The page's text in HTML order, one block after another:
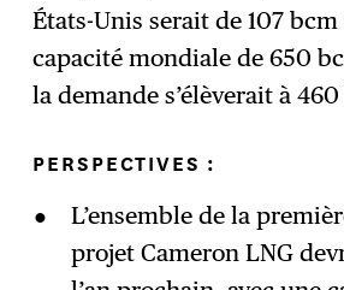
États-Unis serait de 107
capacité mondiale de 650
la demande s’élèverait à
PERSPECTIVES :
L’ensemble de la
projet Cameron LNG